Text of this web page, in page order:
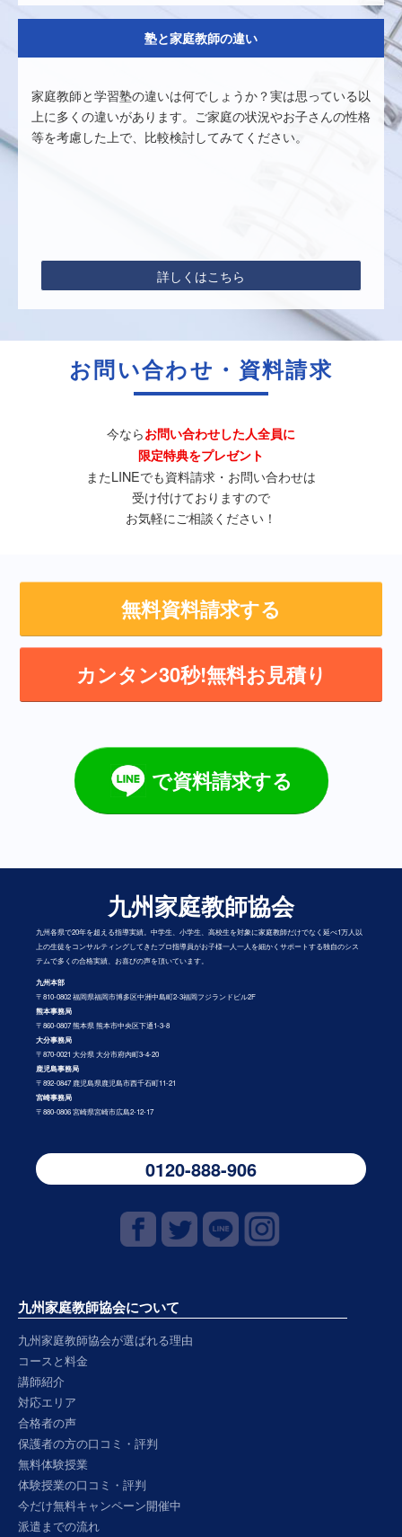
塾と家庭教師の違い
家庭教師と学習塾の違いは何でしょうか？実は思っている以
上に多くの違いがあります。ご家庭の状況やお子さんの性格
等を考慮した上で、比較検討してみてください。
詳しくはこちら
お問い合わせ・資料請求
今ならお問い合わせした人全員に
限定特典をプレゼント
またLINEでも資料請求・お問い合わせは
受け付けておりますので
お気軽にご相談ください！
無料資料請求する
カンタン30秒!無料お見積り
で資料請求する
九州家庭教師協会
九州各県で20年を超える指導実績。中学生、小学生、高校生を対象に家庭教師だけでなく延べ1万人以
上の生徒をコンサルティングしてきたプロ指導員がお子様一人一人を細かくサポートする独自のシス
テムで多くの合格実績、お喜びの声を頂いています。
九州本部
〒810-0802 福岡県福岡市博多区中洲中島町2-3福岡フジランドビル2F
熊本事務局
〒860-0807 熊本県 熊本市中央区下通1-3-8
大分事務局
〒870-0021 大分県 大分市府内町3-4-20
鹿児島事務局
〒892-0847 鹿児島県鹿児島市西千石町11-21
宮崎事務局
〒880-0806 宮崎県宮崎市広島2-12-17
0120-888-906
九州家庭教師協会について
九州家庭教師協会が選ばれる理由
コースと料金
講師紹介
対応エリア
合格者の声
保護者の方の口コミ・評判
無料体験授業
体験授業の口コミ・評判
今だけ無料キャンペーン開催中
派遣までの流れ